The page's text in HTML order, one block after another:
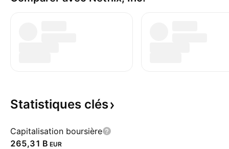
Statistiques clés
Capitalisation boursière
‪265,31 B‬ EUR